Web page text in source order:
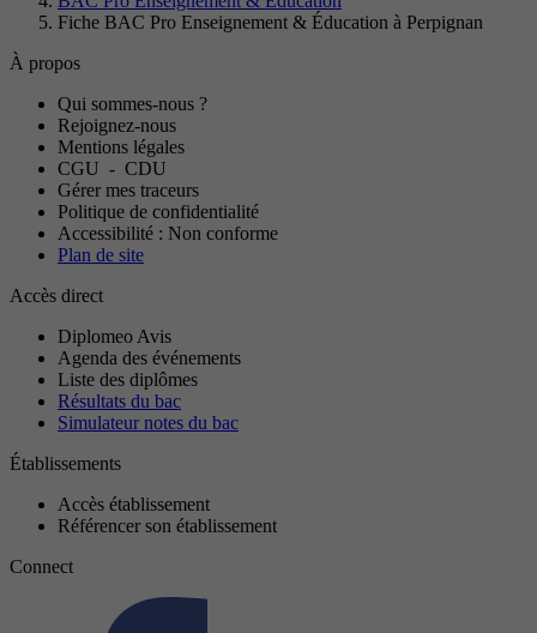
Fiche BAC Pro Enseignement & Éducation à Perpignan
À propos
Qui sommes-nous ?
Rejoignez-nous
Mentions légales
CGU - CDU
Gérer mes traceurs
Politique de confidentialité
Accessibilité : Non conforme
Plan de site
Accès direct
Diplomeo Avis
Agenda des événements
Liste des diplômes
Résultats du bac
Simulateur notes du bac
Établissements
Accès établissement
Référencer son établissement
Connect